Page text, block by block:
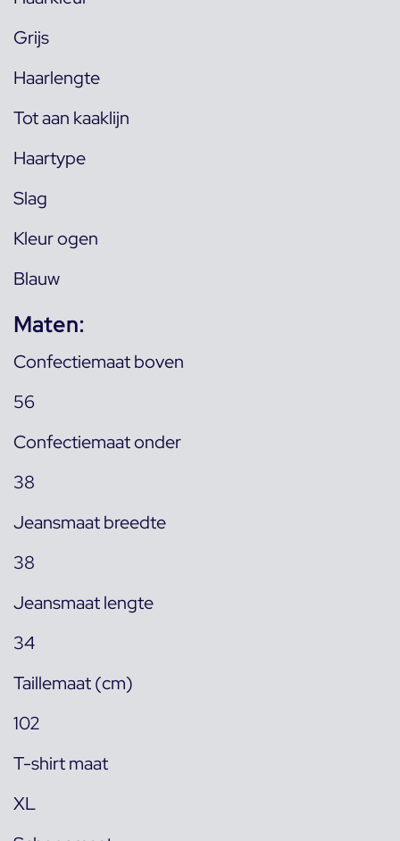
Grijs
Haarlengte
Tot aan kaaklijn
Haartype
Slag
Kleur ogen
Blauw
Maten:
Confectiemaat boven
56
Confectiemaat onder
38
Jeansmaat breedte
38
Jeansmaat lengte
34
Taillemaat (cm)
102
T-shirt maat
XL